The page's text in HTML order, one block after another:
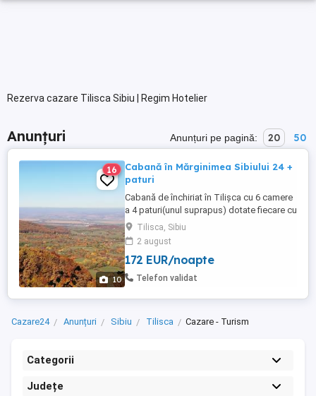
Rezerva cazare Tilisca Sibiu | Regim Hotelier
Anunțuri Anunțuri pe pagină: 20 50
10
16
Cabană în Mărginimea Sibiului 24 +
paturi
Cabană de închiriat în Tilișca cu 6 camere
a 4 paturi(unul suprapus) dotate fiecare cu
baie, prici pt ca. 8 persoane, cameră de zi
de ca 60 m pătrați cu bucătărie deschisă,
baie de servici și 2 toalete exterioare.
Cabana este dotată cu toate cele
necesare : plită, cuptor, mașină de spălat
Tilisca, Sibiu
2 august
172 EUR/noapte
Telefon validat
Cazare24 Anunțuri Sibiu Tilisca Cazare - Turism
Categorii
Județe